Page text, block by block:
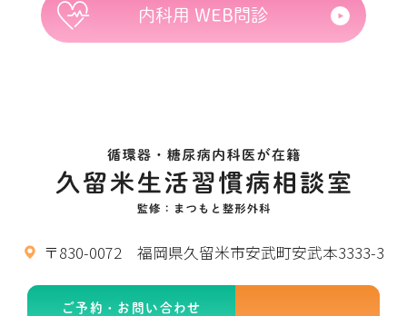
内科用 WEB問診
〒830-0072 福岡県久留米市安武町安武本3333-3
ご予約・お問い合わせ